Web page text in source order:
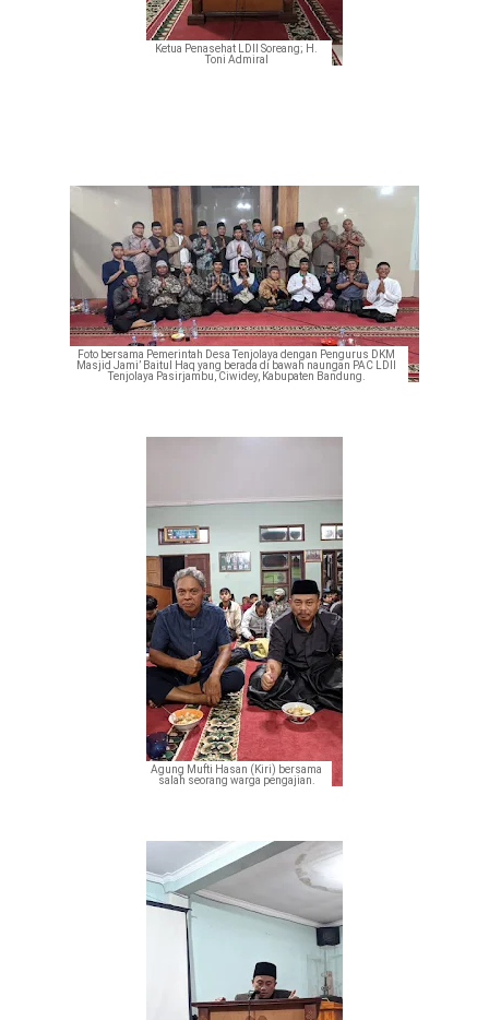
Ketua Penasehat LDII Soreang; H.
Toni Admiral
Foto bersama Pemerintah Desa Tenjolaya dengan Pengurus DKM
Masjid Jami’ Baitul Haq yang berada di bawah naungan PAC LDII
Tenjolaya Pasirjambu, Ciwidey, Kabupaten Bandung.
Agung Mufti Hasan (Kiri) bersama
salah seorang warga pengajian.